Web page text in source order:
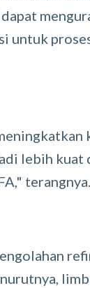
untuk
lebih kuat
terangnya.